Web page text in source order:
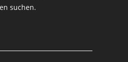
suchen.